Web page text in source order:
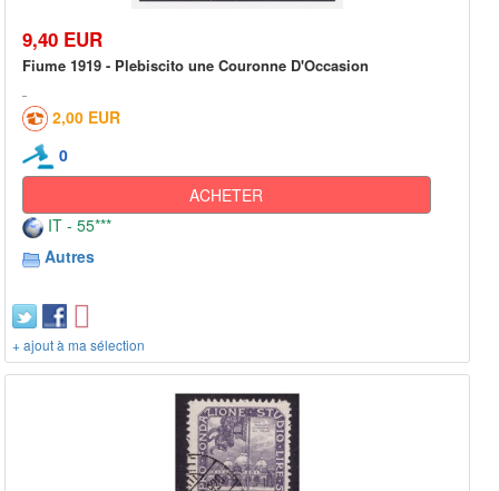
9,40 EUR
Fiume 1919 - Plebiscito une Couronne D'Occasion
2,00 EUR
0
ACHETER
IT - 55***
Autres
+ ajout à ma sélection